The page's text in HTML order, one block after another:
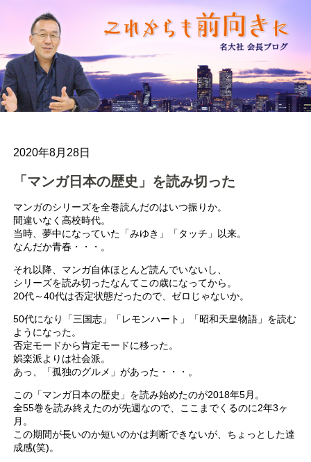
2020年8月28日
「マンガ日本の歴史」を読み切った
マンガのシリーズを全巻読んだのはいつ振りか。
間違いなく高校時代。
当時、夢中になっていた「みゆき」「タッチ」以来。
なんだか青春・・・。
それ以降、マンガ自体ほとんど読んでいないし、
シリーズを読み切ったなんてこの歳になってから。
20代～40代は否定状態だったので、ゼロじゃないか。
50代になり「三国志」「レモンハート」「昭和天皇物語」を読む
ようになった。
否定モードから肯定モードに移った。
娯楽派よりは社会派。
あっ、「孤独のグルメ」があった・・・。
この「マンガ日本の歴史」を読み始めたのが2018年5月。
全55巻を読み終えたのが先週なので、ここまでくるのに2年3ヶ
月。
この期間が長いのか短いのかは判断できないが、ちょっとした達
成感(笑)。